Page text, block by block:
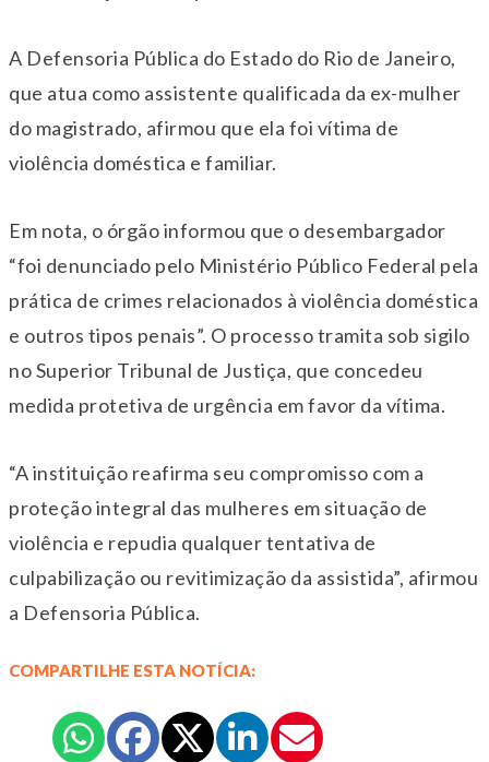
A Defensoria Pública do Estado do Rio de Janeiro,
que atua como assistente qualificada da ex-mulher
do magistrado, afirmou que ela foi vítima de
violência doméstica e familiar.
Em nota, o órgão informou que o desembargador
“foi denunciado pelo Ministério Público Federal pela
prática de crimes relacionados à violência doméstica
e outros tipos penais”. O processo tramita sob sigilo
noSuperior Tribunal de Justiça, que concedeu
medida protetiva de urgência em favor da vítima.
“A instituição reafirma seu compromisso com a
proteção integral das mulheres em situação de
violência e repudia qualquer tentativa de
culpabilização ou revitimização da assistida”, afirmou
a Defensoria Pública.
COMPARTILHE ESTA NOTÍCIA: